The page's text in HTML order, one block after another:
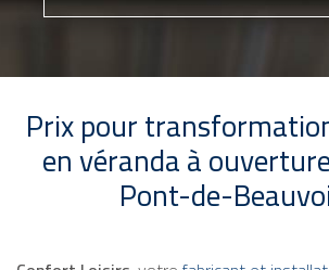
Prix pour
en véranda à
Pont-de-